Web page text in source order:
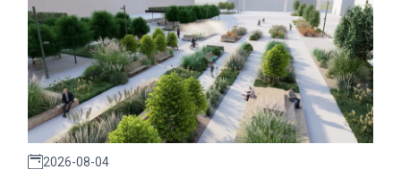
2026-08-04